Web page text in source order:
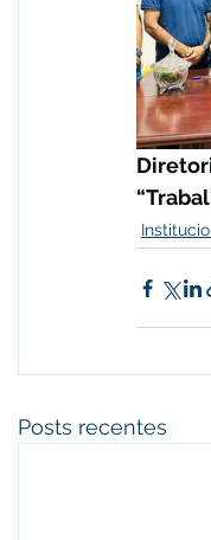
Posts recentes